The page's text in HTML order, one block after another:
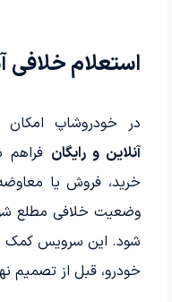
استعلام خلافی
در خودروشاپ امکان
آنلاین و رایگان فراهم
خرید، فروش یا
وضعیت خلافی مطلع
شود. این سرویس کمک
خودرو، قبل از